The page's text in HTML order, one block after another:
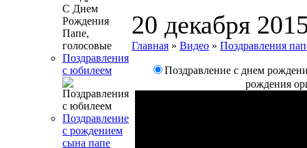
Поздравления
с юбилеем
Поздравление
с рождением
сына папе
20 декабря
Главная » Видео » Поздравления
Поздравление с днем
рождения